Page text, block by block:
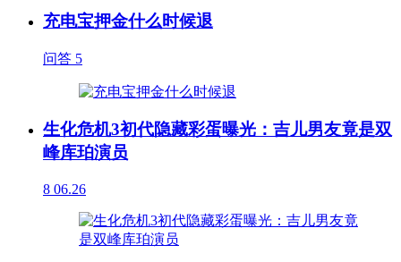
充电宝押金什么时候退
问答 5
生化危机3初代隐藏彩蛋曝光：吉儿男友竟是双
峰库珀演员
8 06.26